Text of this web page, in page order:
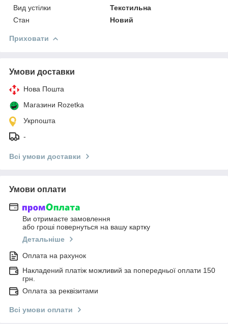
Вид устілки
Текстильна
Стан
Новий
Приховати
Умови доставки
Нова Пошта
Магазини Rozetka
Укрпошта
-
Всі умови доставки
Умови оплати
Ви отримаєте замовлення
або гроші повернуться на вашу картку
Детальніше
Оплата на рахунок
Накладений платіж можливий за попередньої оплати 150
грн.
Оплата за реквізитами
Всі умови оплати